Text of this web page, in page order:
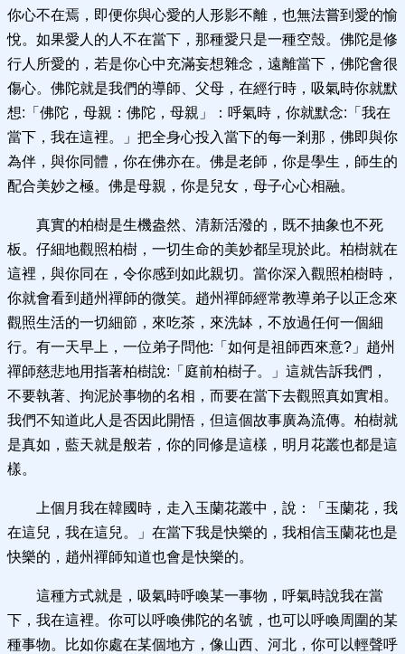
你心不在焉，即便你與心愛的人形影不離，也無法嘗到愛的愉
悅。如果愛人的人不在當下，那種愛只是一種空殼。佛陀是修
行人所愛的，若是你心中充滿妄想雜念，遠離當下，佛陀會很
傷心。佛陀就是我們的導師、父母，在經行時，吸氣時你就默
想:「佛陀，母親：佛陀，母親」：呼氣時，你就默念:「我在
當下，我在這裡。」把全身心投入當下的每一剎那，佛即與你
為伴，與你同體，你在佛亦在。佛是老師，你是學生，師生的
配合美妙之極。佛是母親，你是兒女，母子心心相融。
真實的柏樹是生機盎然、清新活潑的，既不抽象也不死
板。仔細地觀照柏樹，一切生命的美妙都呈現於此。柏樹就在
這裡，與你同在，令你感到如此親切。當你深入觀照柏樹時，
你就會看到趙州禪師的微笑。趙州禪師經常教導弟子以正念來
觀照生活的一切細節，來吃茶，來洗缽，不放過任何一個細
行。有一天早上，一位弟子問他:「如何是祖師西來意?」趙州
禪師慈悲地用指著柏樹說:「庭前柏樹子。」這就告訴我們，
不要執著、拘泥於事物的名相，而要在當下去觀照真如實相。
我們不知道此人是否因此開悟，但這個故事廣為流傳。柏樹就
是真如，藍天就是般若，你的同修是這樣，明月花叢也都是這
樣。
上個月我在韓國時，走入玉蘭花叢中，說：「玉蘭花，我
在這兒，我在這兒。」在當下我是快樂的，我相信玉蘭花也是
快樂的，趙州禪師知道也會是快樂的。
這種方式就是，吸氣時呼喚某一事物，呼氣時說我在當
下，我在這裡。你可以呼喚佛陀的名號，也可以呼喚周圍的某
種事物。比如你處在某個地方，像山西、河北，你可以輕聲呼